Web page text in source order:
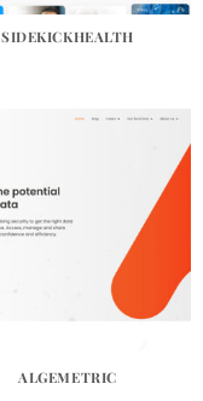
SIDEKICKHEALTH
ALGEMETRIC